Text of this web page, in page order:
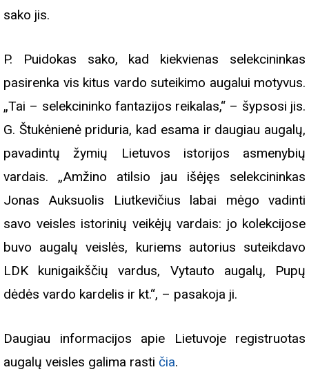
sako jis.
P. Puidokas sako, kad kiekvienas selekcininkas
pasirenka vis kitus vardo suteikimo augalui motyvus.
„Tai – selekcininko fantazijos reikalas,“ – šypsosi jis.
G. Štukėnienė priduria, kad esama ir daugiau augalų,
pavadintų žymių Lietuvos istorijos asmenybių
vardais. „Amžino atilsio jau išėjęs selekcininkas
Jonas Auksuolis Liutkevičius labai mėgo vadinti
savo veisles istorinių veikėjų vardais: jo kolekcijose
buvo augalų veislės, kuriems autorius suteikdavo
LDK kunigaikščių vardus, Vytauto augalų, Pupų
dėdės vardo kardelis ir kt.“, – pasakoja ji.
Daugiau informacijos apie Lietuvoje registruotas
augalų veisles galima rasti čia.